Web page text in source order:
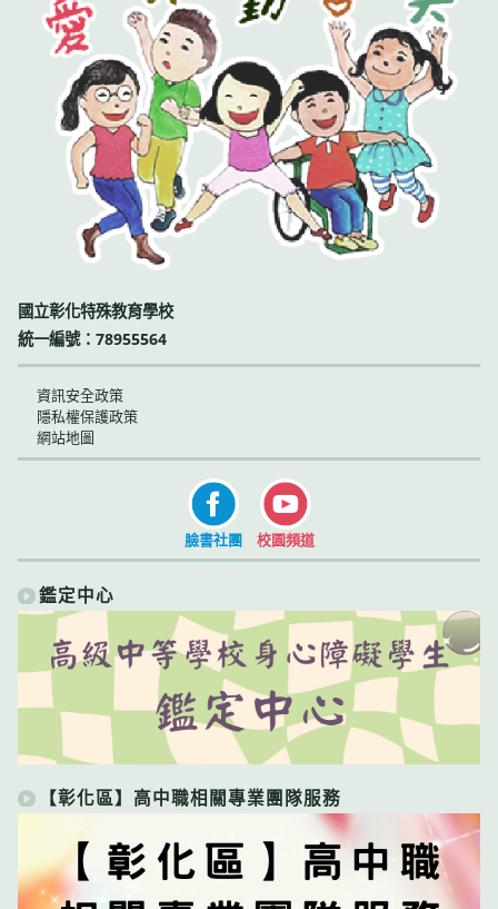
國立彰化特殊教育學校
統一編號：78955564
資訊安全政策
隱私權保護政策
網站地圖
臉書社團 校園頻道
鑑定中心
【彰化區】高中職相關專業團隊服務